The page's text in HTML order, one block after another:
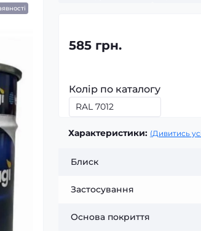
585 грн.
Колір по каталогу
Характеристики: (Дивитись
Блиск
Застосування
Основа покриття